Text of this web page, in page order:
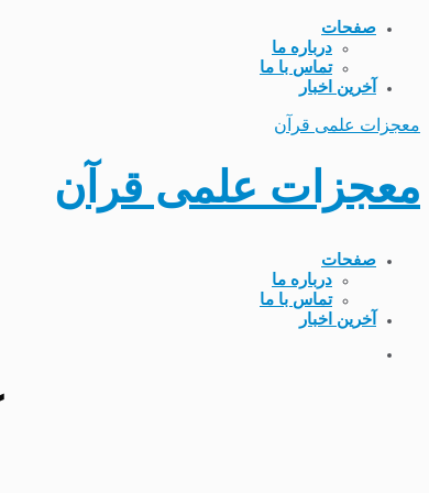
صفحات
درباره ما
تماس با ما
آخرین اخبار
معجزات علمی قرآن
معجزات علمی قرآن
صفحات
درباره ما
تماس با ما
آخرین اخبار